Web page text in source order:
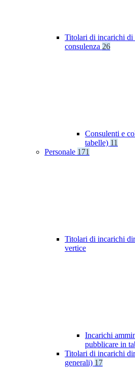
Titolari di incarichi di
consulenza 26
Consulenti e
tabelle) 11
Personale 171
Titolari di incarichi
vertice
Incarichi
pubblicare in
Titolari di incarichi
generali) 17